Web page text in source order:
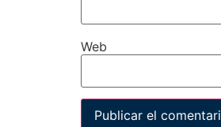
Web